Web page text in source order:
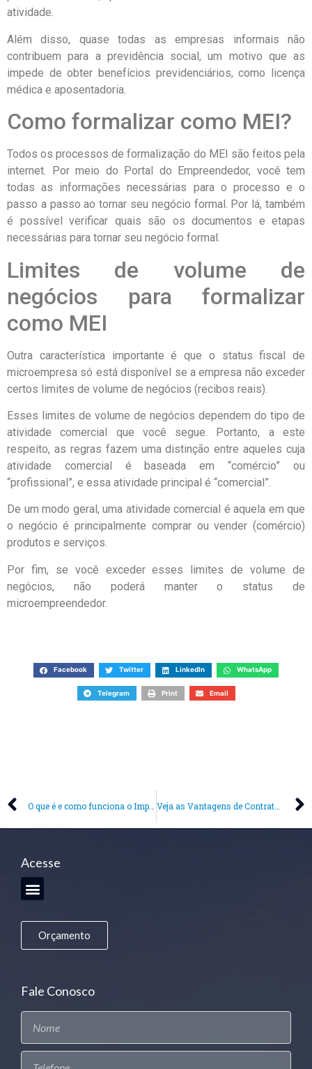
atividade.
Além disso, quase todas as empresas informais não
contribuem para a previdência social, um motivo que as
impede de obter benefícios previdenciários, como licença
médica e aposentadoria.
Como formalizar como MEI?
Todos os processos de formalização do MEI são feitos pela
internet. Por meio do Portal do Empreendedor, você tem
todas as informações necessárias para o processo e o
passo a passo ao tornar seu negócio formal. Por lá, também
é possível verificar quais são os documentos e etapas
necessárias para tornar seu negócio formal.
Limites de volume de
negócios para formalizar
como MEI
Outra característica importante é que o status fiscal de
microempresa só está disponível se a empresa não exceder
certos limites de volume de negócios (recibos reais).
Esses limites de volume de negócios dependem do tipo de
atividade comercial que você segue. Portanto, a este
respeito, as regras fazem uma distinção entre aqueles cuja
atividade comercial é baseada em “comércio” ou
“profissional”, e essa atividade principal é “comercial”.
De um modo geral, uma atividade comercial é aquela em que
o negócio é principalmente comprar ou vender (comércio)
produtos e serviços.
Por fim, se você exceder esses limites de volume de
negócios, não poderá manter o status de
microempreendedor.
Facebook Twitter LinkedIn WhatsApp
Telegram Print Email
Veja as Vantagens de Contratar um Contador para Ajudar no Imposto de Renda
Acesse
Orçamento
Fale Conosco